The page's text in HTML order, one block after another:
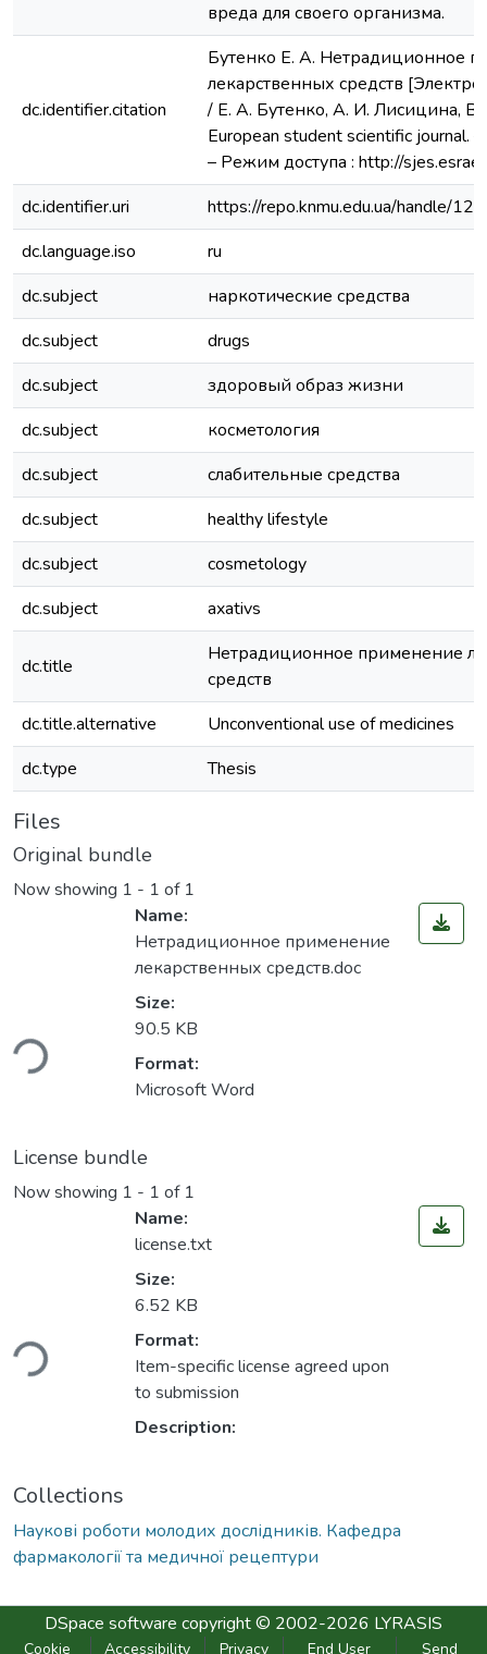
вреда для своего организма.
dc.identifier.citation
Бутенко Е. А. Нетрадиционное
лекарственных средств
/ Е. А. Бутенко, А. И. Лисицина, В.
European student scientific journal.
– Режим доступа : http://
dc.identifier.uri
https://repo.knmu.edu.ua/handle/
dc.language.iso
ru
dc.subject
наркотические средства
dc.subject
drugs
dc.subject
здоровый образ жизни
dc.subject
косметология
dc.subject
слабительные средства
dc.subject
healthy lifestyle
dc.subject
cosmetology
dc.subject
axativs
dc.title
Нетрадиционное применение
средств
dc.title.alternative
Unconventional use of medicines
dc.type
Thesis
Files
Original bundle
Now showing 1 - 1 of 1
Name:
Нетрадиционное применение
лекарственных средств.doc
Size:
90.5 KB
Format:
Microsoft Word
License bundle
Now showing 1 - 1 of 1
Name:
license.txt
Size:
6.52 KB
Format:
Item-specific license agreed upon
to submission
Description:
Collections
Наукові роботи молодих дослідників. Кафедра
фармакології та медичної рецептури
DSpace software copyright © 2002-2026 LYRASIS
Cookie Accessibility Privacy End User Send